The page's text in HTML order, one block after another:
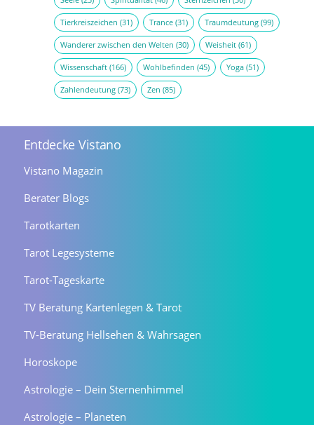
Tierkreiszeichen (31) Trance(31) Traumdeutung(99)
Wanderer zwischen den Welten (30) Weisheit(61)
Wissenschaft(166) Wohlbefinden (45) Yoga(51)
Zahlendeutung(73) Zen (85)
Entdecke Vistano
Vistano Magazin
Berater Blogs
Tarotkarten
Tarot Legesysteme
Tarot-Tageskarte
TV Beratung Kartenlegen & Tarot
TV-Beratung Hellsehen & Wahrsagen
Horoskope
Astrologie – Dein Sternenhimmel
Astrologie – Planeten